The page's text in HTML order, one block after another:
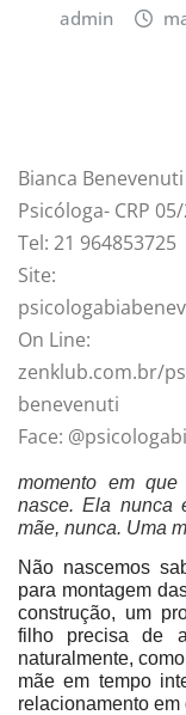
admin
Bianca Benevenuti
Psicóloga- CRP
Tel: 21 964853725
Site:
On Line:
zenklub.com.br/
benevenuti
Face:
momento em
nasce. Ela nunca
mãe, nunca. Uma
Não nascemos
para montagem
construção, um
filho precisa de
naturalmente,
mãe em tempo
relacionamento em